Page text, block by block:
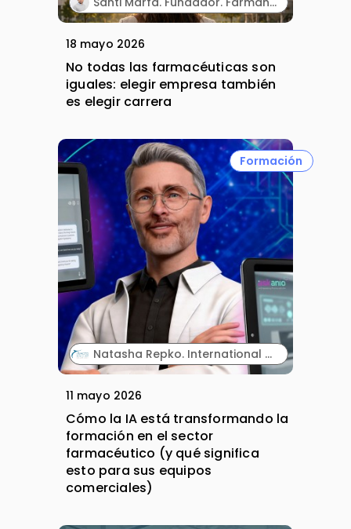
18 mayo 2026
No todas las farmacéuticas son
iguales: elegir empresa también
es elegir carrera
Formación
Natasha Repko. International Account Director. Vivactis Group.
11 mayo 2026
Cómo la IA está transformando la
formación en el sector
farmacéutico (y qué significa
esto para sus equipos
comerciales)